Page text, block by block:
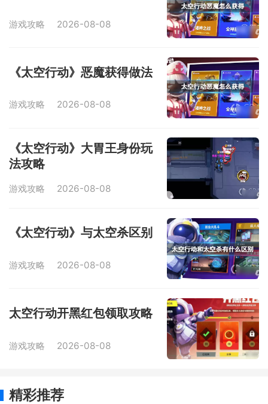
游戏攻略 2026-08-08
《太空行动》恶魔获得做法
游戏攻略 2026-08-08
《太空行动》大胃王身份玩
法攻略
游戏攻略 2026-08-08
《太空行动》与太空杀区别
游戏攻略 2026-08-08
太空行动开黑红包领取攻略
游戏攻略 2026-08-08
精彩推荐